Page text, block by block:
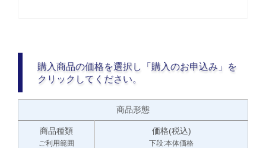
購入商品の価格を選択し「購入のお申込み」を
クリックしてください。
商品形態
商品種類
ご利用範囲
価格(税込)
下段:本体価格